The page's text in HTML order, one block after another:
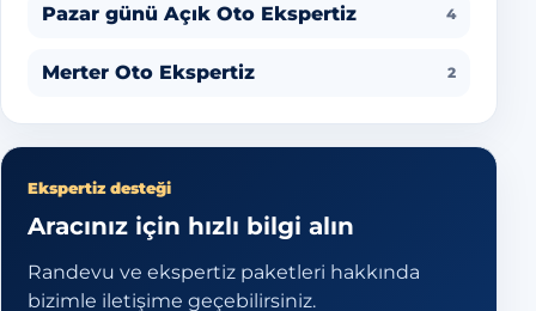
Pazar günü Açık Oto Ekspertiz 4
Merter Oto Ekspertiz 2
Ekspertiz desteği
Aracınız için hızlı bilgi alın
Randevu ve ekspertiz paketleri hakkında
bizimle iletişime geçebilirsiniz.